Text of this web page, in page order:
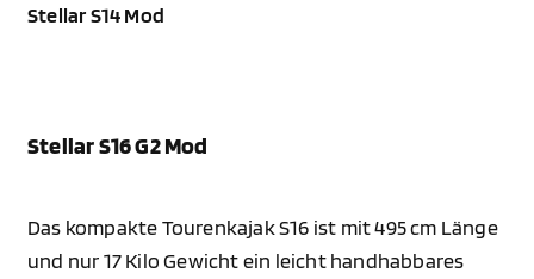
Stellar S14 Mod
Stellar S16 G2 Mod
Das kompakte Tourenkajak S16 ist mit 495 cm Länge
und nur 17 Kilo Gewicht ein leicht handhabbares